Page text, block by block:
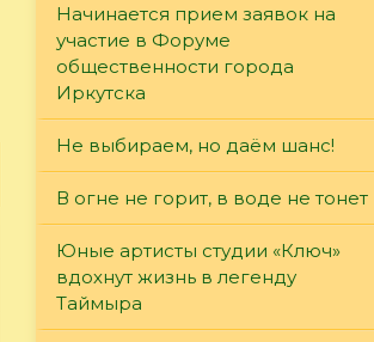
Начинается прием заявок на
участие в Форуме
общественности города
Иркутска
Не выбираем, но даём шанс!
В огне не горит, в воде не тонет
Юные артисты студии «Ключ»
вдохнут жизнь в легенду
Таймыра